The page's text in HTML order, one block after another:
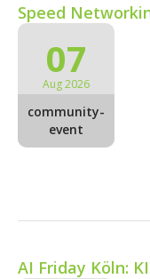
Speed
07
Aug 2026
community-
event
AI Friday Köln: